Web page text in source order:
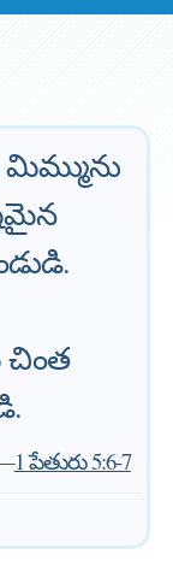
చింత
1 పేతురు 5:6-7